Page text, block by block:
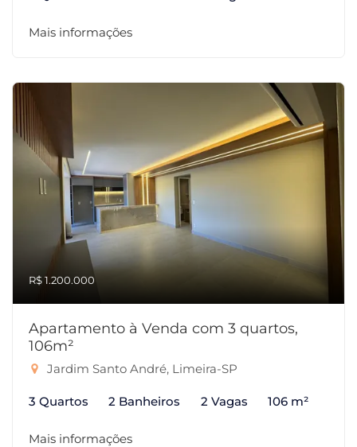
Mais informações
R$ 1.200.000
Apartamento à Venda com 3 quartos,
106m²
Jardim Santo André, Limeira-SP
3 Quartos 2 Banheiros 2 Vagas 106 m²
Mais informações